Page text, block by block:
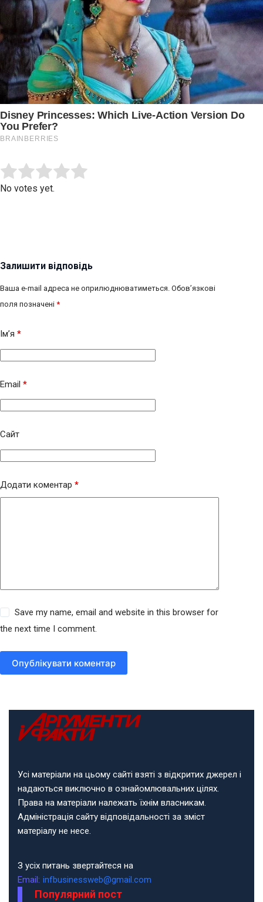
Rate this item:
No votes yet.
Залишити відповідь
Ваша e-mail адреса не оприлюднюватиметься. Обов’язкові
поля позначені *
Ім’я *
Email *
Сайт
Додати коментар *
Save my name, email and website in this browser for
the next time I comment.
Опублікувати коментар
Усі матеріали на цьому сайті взяті з відкритих джерел і
надаються виключно в ознайомлювальних цілях.
Права на матеріали належать їхнім власникам.
Адміністрація сайту відповідальності за зміст
матеріалу не несе.
З усіх питань звертайтеся на
Email: infbusinessweb@gmail.com
Популярний пост